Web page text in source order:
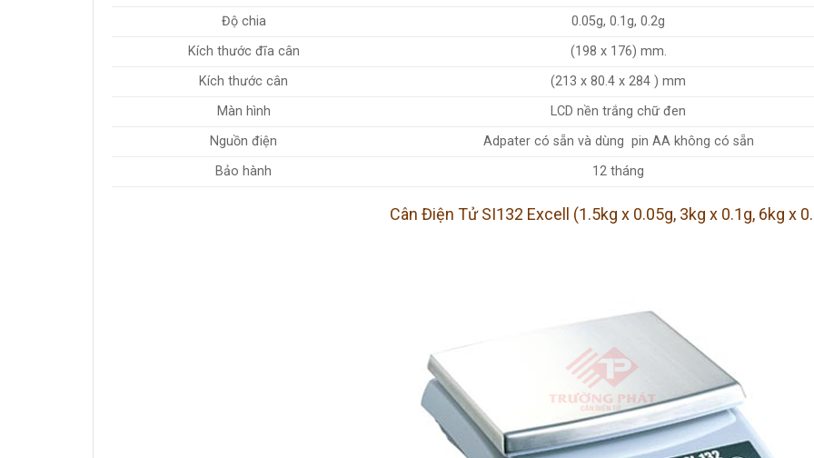
Độ chia
0.05g, 0.1g, 0.2g
Kích thước đĩa cân
(198 x 176) mm.
Kích thước cân
(213 x 80.4 x 284 ) mm
Màn hình
LCD nền trắng chữ đen
Nguồn điện
Adpater có sẵn và dùng pin AA không có sẵn
Bảo hành
12 tháng
Cân Điện Tử SI132 Excell (1.5kg x 0.05g, 3kg x 0.1g, 6kg x